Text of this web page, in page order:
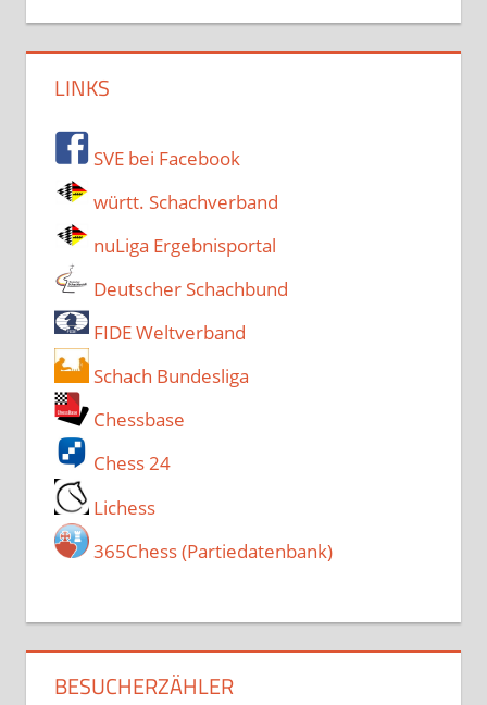
LINKS
SVE bei Facebook
württ. Schachverband
nuLiga Ergebnisportal
Deutscher Schachbund
FIDE Weltverband
Schach Bundesliga
Chessbase
Chess 24
Lichess
365Chess (Partiedatenbank)
BESUCHERZÄHLER